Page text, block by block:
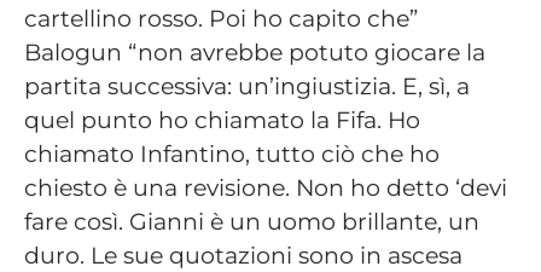
cartellino rosso. Poi ho capito che”
Balogun “non avrebbe potuto giocare la
partita successiva: un’ingiustizia. E, sì, a
quel punto ho chiamato la Fifa. Ho
chiamato Infantino, tutto ciò che ho
chiesto è una revisione. Non ho detto ‘devi
fare così. Gianni è un uomo brillante, un
duro. Le sue quotazioni sono in ascesa